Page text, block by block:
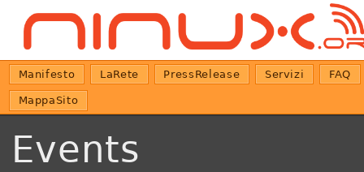
Manifesto LaRete PressRelease Servizi FAQ
MappaSito
Events